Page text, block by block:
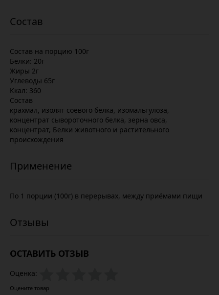
Состав на порцию 100г
Белки: 20г
Жиры 2г
Углеводы 65г
Ккал: 360
Состав
крахмал, изолят соевого белка, изомальтулоза,
концентрат сывороточного белка, зерна овса,
концентрат, Белки животного и растительного
происхождения
По 1 порции (100г) в перерывах, между приёмами пищи
ОСТАВИТЬ ОТЗЫВ
Оценка:
Оцените товар